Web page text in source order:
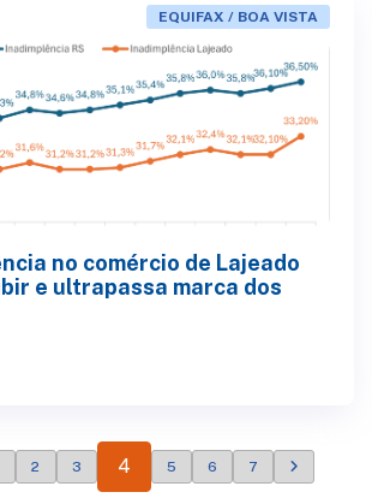
EQUIFAX / BOA VISTA
no comércio de Lajeado
e ultrapassa marca dos
2 3 4 5 6 7